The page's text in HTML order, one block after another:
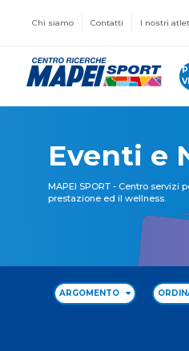
Chi siamo Contatti I nostri
Eventi e
MAPEI SPORT - Centro servizi
prestazione ed il wellness.
ARGOMENTO